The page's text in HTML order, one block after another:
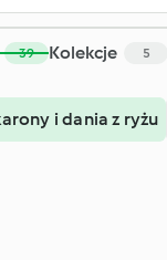
39 Kolekcje 5
i dania z ryżu